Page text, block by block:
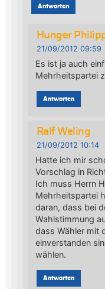
Antworten
Hunger
21/09/2012 09:59
Es ist ja auch
Mehrheitspartei
Antworten
Ralf Weling
21/09/2012 10:14
Hatte ich mir
Vorschlag in
Ich muss Herrn
Mehrheitspartei
daran, dass bei
Wahlstimmung
dass Wähler mit
einverstanden
wählen.
Antworten